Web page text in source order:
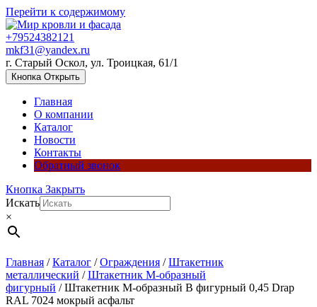
Перейти к содержимому
+79524382121
mkf31@yandex.ru
г. Старый Оскол, ул. Троицкая, 61/1
Кнопка Открыть
Главная
О компании
Каталог
Новости
Контакты
Обратный звонок
Кнопка Закрыть
Искать
×
Главная /Каталог /Ограждения /Штакетник
металлический /Штакетник М-образный
фигурный / Штакетник М-образный В фигурный 0,45 Drap
RAL 7024 мокрый асфальт